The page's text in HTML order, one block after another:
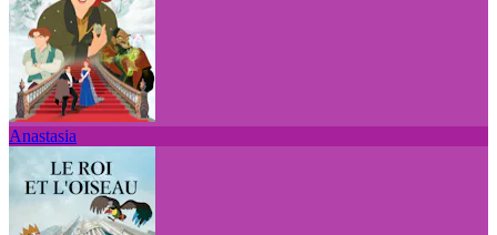
Anastasia